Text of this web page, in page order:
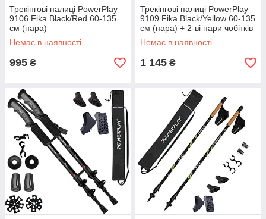
Трекінгові палиці PowerPlay
9106 Fika Black/Red 60-135
см (пара)
Немає в наявності
995 ₴
Трекінгові палиці PowerPlay
9109 Fika Black/Yellow 60-135
см (пара) + 2-ві пари чобітків
+ чохол
Немає в наявності
1 145 ₴